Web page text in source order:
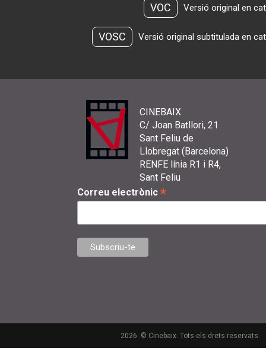
VOC Versió original en
VOSC Versió original subtitulada en
CINEBAIX
C/ Joan Batllori, 21
Sant Feliu de
Llobregat (Barcelona)
RENFE línia R1 i R4,
Sant Feliu
Correu electrònic *
2026. © Cinebaix. Tots els drets reservats.